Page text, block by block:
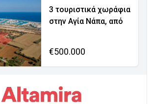
3 τουριστικά χωράφια
στην Αγία Νάπα, από
€500.000